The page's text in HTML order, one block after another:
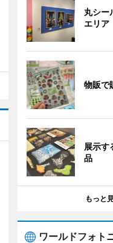
丸シー
エリア
物販で
展示す
品
もっと
ワールドフォト